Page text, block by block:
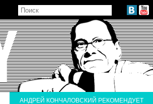
АНДРЕЙ КОНЧАЛОВСКИЙ РЕКОМЕНДУЕТ